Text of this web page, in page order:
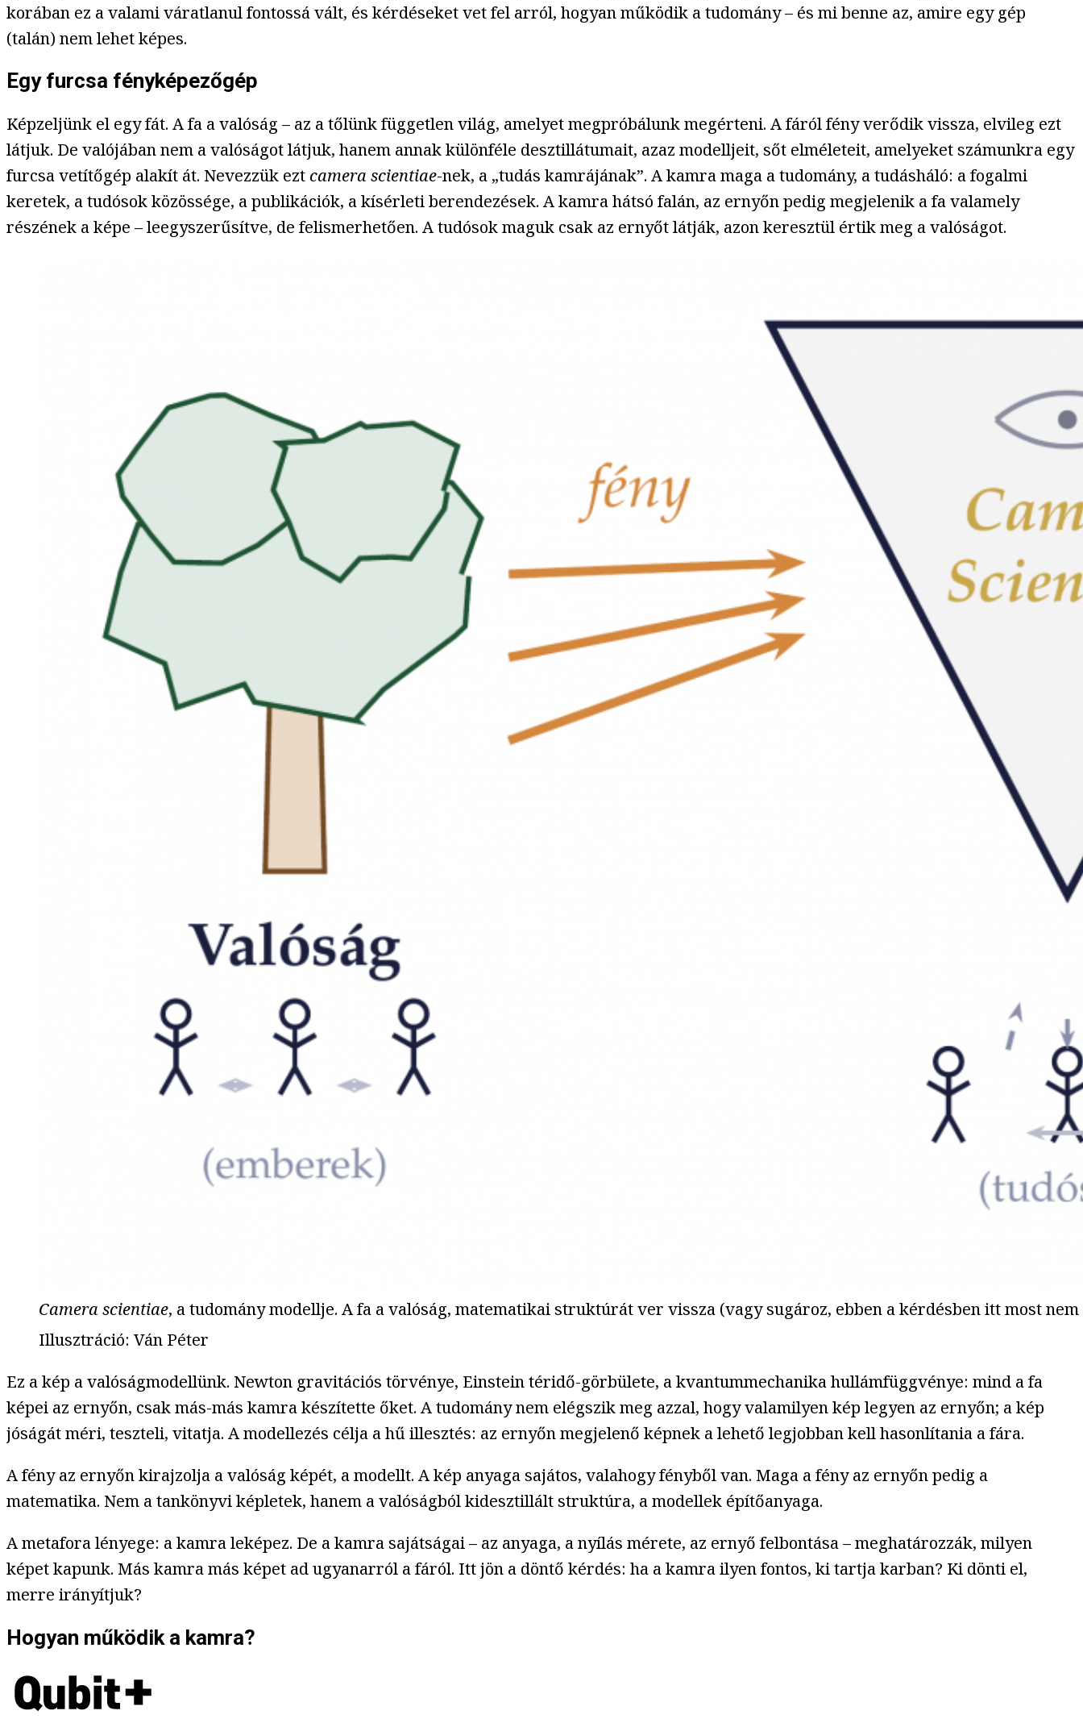
korában ez a valami váratlanul fontossá vált, és kérdéseket vet fel arról, hogyan működik a tudomány – és mi benne az, amire egy gép
(talán) nem lehet képes.
Egy furcsa fényképezőgép
Képzeljünk el egy fát. A fa a valóság – az a tőlünk független világ, amelyet megpróbálunk megérteni. A fáról fény verődik vissza, elvileg ezt
látjuk. De valójában nem a valóságot látjuk, hanem annak különféle desztillátumait, azaz modelljeit, sőt elméleteit, amelyeket számunkra egy
furcsa vetítőgép alakít át. Nevezzük ezt camera scientiae-nek, a „tudás kamrájának”. A kamra maga a tudomány, a tudásháló: a fogalmi
keretek, a tudósok közössége, a publikációk, a kísérleti berendezések. A kamra hátsó falán, az ernyőn pedig megjelenik a fa valamely
részének a képe – leegyszerűsítve, de felismerhetően. A tudósok maguk csak az ernyőt látják, azon keresztül értik meg a valóságot.
Camera scientiae, a tudomány modellje. A fa a valóság, matematikai struktúrát ver vissza (vagy sugároz, ebben a kérdésben itt most
Illusztráció: Ván Péter
Ez a kép a valóságmodellünk. Newton gravitációs törvénye, Einstein téridő-görbülete, a kvantummechanika hullámfüggvénye: mind a fa
képei az ernyőn, csak más-más kamra készítette őket. A tudomány nem elégszik meg azzal, hogy valamilyen kép legyen az ernyőn; a kép
jóságát méri, teszteli, vitatja. A modellezés célja a hű illesztés: az ernyőn megjelenő képnek a lehető legjobban kell hasonlítania a fára.
A fény az ernyőn kirajzolja a valóság képét, a modellt. A kép anyaga sajátos, valahogy fényből van. Maga a fény az ernyőn pedig a
matematika. Nem a tankönyvi képletek, hanem a valóságból kidesztillált struktúra, a modellek építőanyaga.
A metafora lényege: a kamra leképez. De a kamra sajátságai – az anyaga, a nyílás mérete, az ernyő felbontása – meghatározzák, milyen
képet kapunk. Más kamra más képet ad ugyanarról a fáról. Itt jön a döntő kérdés: ha a kamra ilyen fontos, ki tartja karban? Ki dönti el,
merre irányítjuk?
Hogyan működik a kamra?